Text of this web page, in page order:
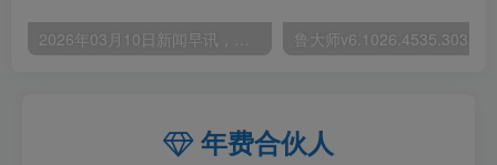
年费合伙人